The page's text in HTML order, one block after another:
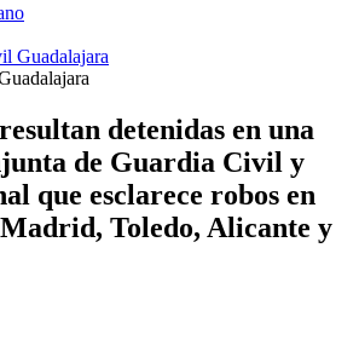
detenidas en una
de Guardia Civil y
que esclarece robos en
Toledo, Alicante y